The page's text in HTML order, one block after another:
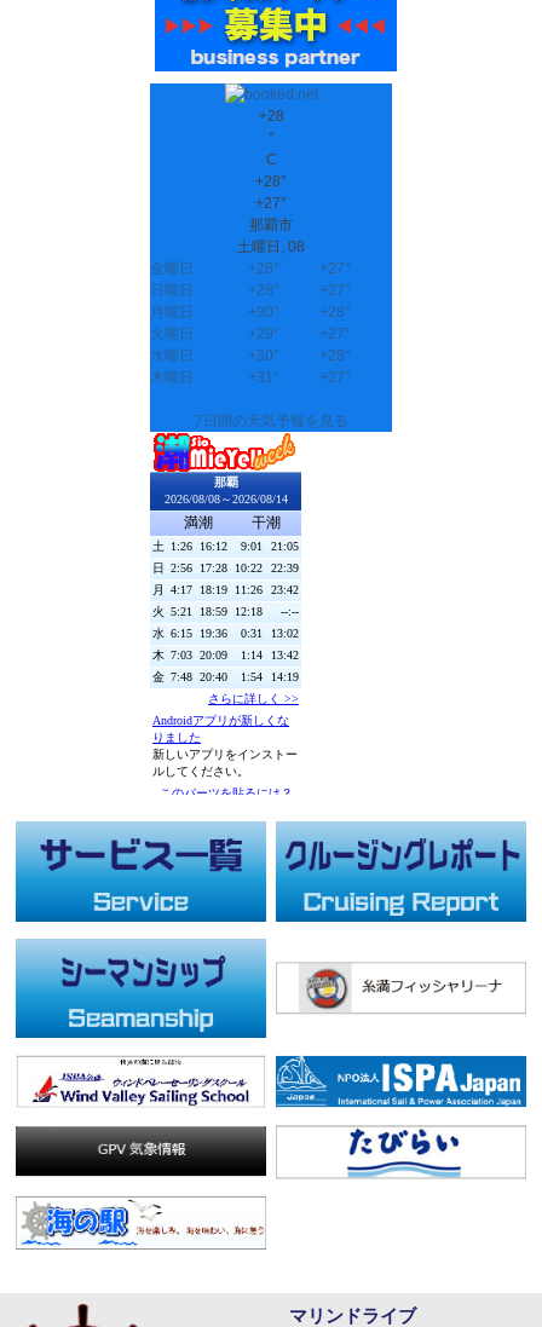
+28
°
C
+28°
+27°
那覇市
土曜日, 08
金曜日
+28° +27°
日曜日
+28° +27°
月曜日
+30° +28°
火曜日
+29° +27°
水曜日
+30° +28°
木曜日
+31° +27°
7日間の天気予報を見る
マリンドライブ